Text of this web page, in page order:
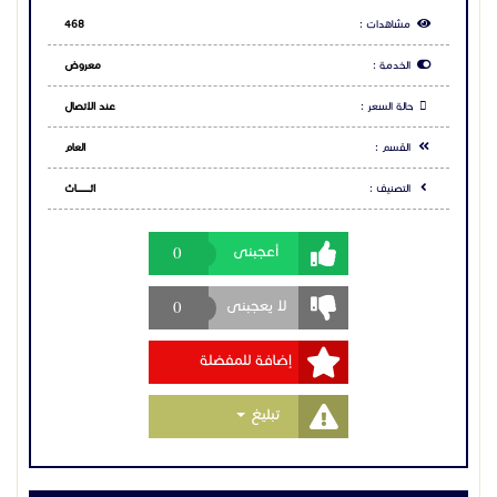
أفضل شركة أبواب WPC
توفر شركة قناديل أبواب WPC المقاومة للرطوبة والحرارة،
تتميز الأبواب بسهولة التركيب وتنوع التصاميم لتلبية احتياجات
توفرها شركة قناديل، والتي تتميز بجمالها ومتانتها. تعتبر هذه
الأبواب حلاً عمليًا واقتصاديًا لأصحاب المنازل والمشاريع
مشاهدات : 468
الخدمة : معروض
حالة السعر : عند الاتصال
القسم : العام
التصنيف : اثــــــــــــاث
أعجبنى 0
لا يعجبنى 0
إضافة للمفضلة
تبليغ Toggle Dropdown